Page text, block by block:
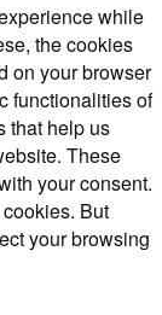
while
the cookies
on your browser
functionalities of
that help us
These
your consent.
But
your browsing